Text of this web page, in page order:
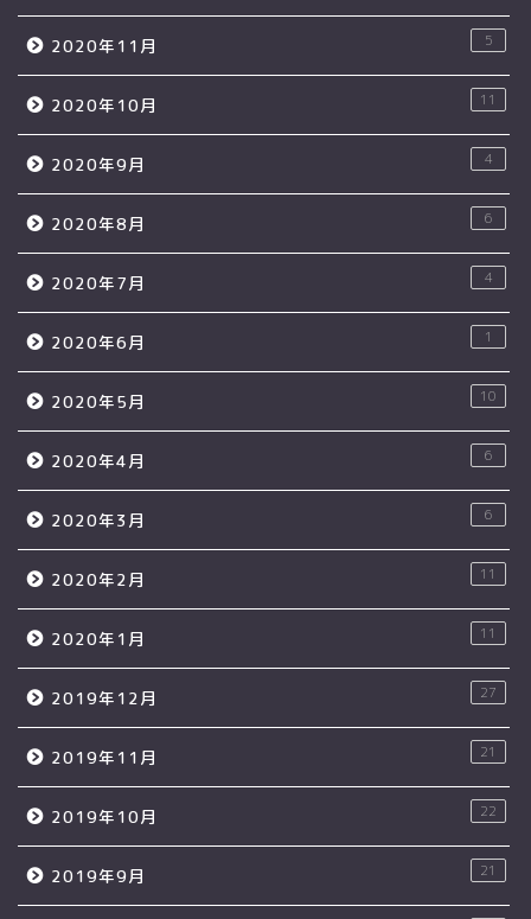
2020年11月 5
2020年10月 11
2020年9月 4
2020年8月 6
2020年7月 4
2020年6月 1
2020年5月 10
2020年4月 6
2020年3月 6
2020年2月 11
2020年1月 11
2019年12月 27
2019年11月 21
2019年10月 22
2019年9月 21